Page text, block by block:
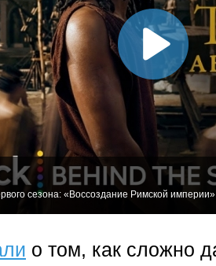
сезона: «Воссоздание Римской
о том, как сложно